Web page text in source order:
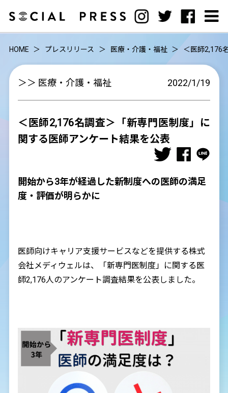
HOME プレスリリース 医療・介護・福祉 ＜医師2,176
＞＞ 医療・介護・福祉 2022/1/19
＜医師2,176名調査＞「新専門医制度」に
関する医師アンケート結果を公表
開始から3年が経過した新制度への医師の満足
度・評価が明らかに
医師向けキャリア支援サービスなどを提供する株式
会社メディウェルは、「新専門医制度」に関する医
師2,176人のアンケート調査結果を公表しました。